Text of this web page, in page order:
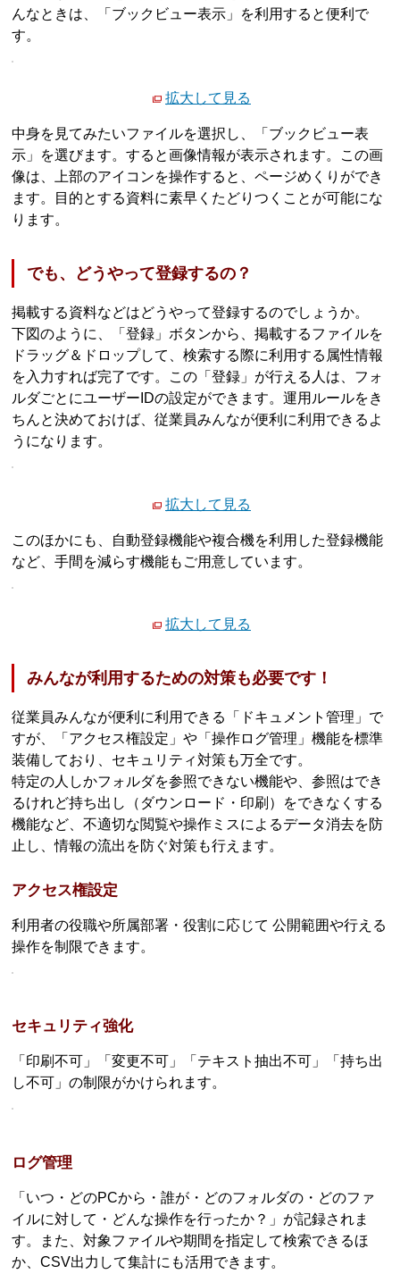
んなときは、「ブックビュー表示」を利用すると便利で
す。
拡大して見る
中身を見てみたいファイルを選択し、「ブックビュー表
示」を選びます。すると画像情報が表示されます。この画
像は、上部のアイコンを操作すると、ページめくりができ
ます。目的とする資料に素早くたどりつくことが可能にな
ります。
でも、どうやって登録するの？
掲載する資料などはどうやって登録するのでしょうか。
下図のように、「登録」ボタンから、掲載するファイルを
ドラッグ＆ドロップして、検索する際に利用する属性情報
を入力すれば完了です。この「登録」が行える人は、フォ
ルダごとにユーザーIDの設定ができます。運用ルールをき
ちんと決めておけば、従業員みんなが便利に利用できるよ
うになります。
拡大して見る
このほかにも、自動登録機能や複合機を利用した登録機能
など、手間を減らす機能もご用意しています。
拡大して見る
みんなが利用するための対策も必要です！
従業員みんなが便利に利用できる「ドキュメント管理」で
すが、「アクセス権設定」や「操作ログ管理」機能を標準
装備しており、セキュリティ対策も万全です。
特定の人しかフォルダを参照できない機能や、参照はでき
るけれど持ち出し（ダウンロード・印刷）をできなくする
機能など、不適切な閲覧や操作ミスによるデータ消去を防
止し、情報の流出を防ぐ対策も行えます。
アクセス権設定
利用者の役職や所属部署・役割に応じて 公開範囲や行える
操作を制限できます。
セキュリティ強化
「印刷不可」「変更不可」「テキスト抽出不可」「持ち出
し不可」の制限がかけられます。
ログ管理
「いつ・どのPCから・誰が・どのフォルダの・どのファ
イルに対して・どんな操作を行ったか？」が記録されま
す。また、対象ファイルや期間を指定して検索できるほ
か、CSV出力して集計にも活用できます。